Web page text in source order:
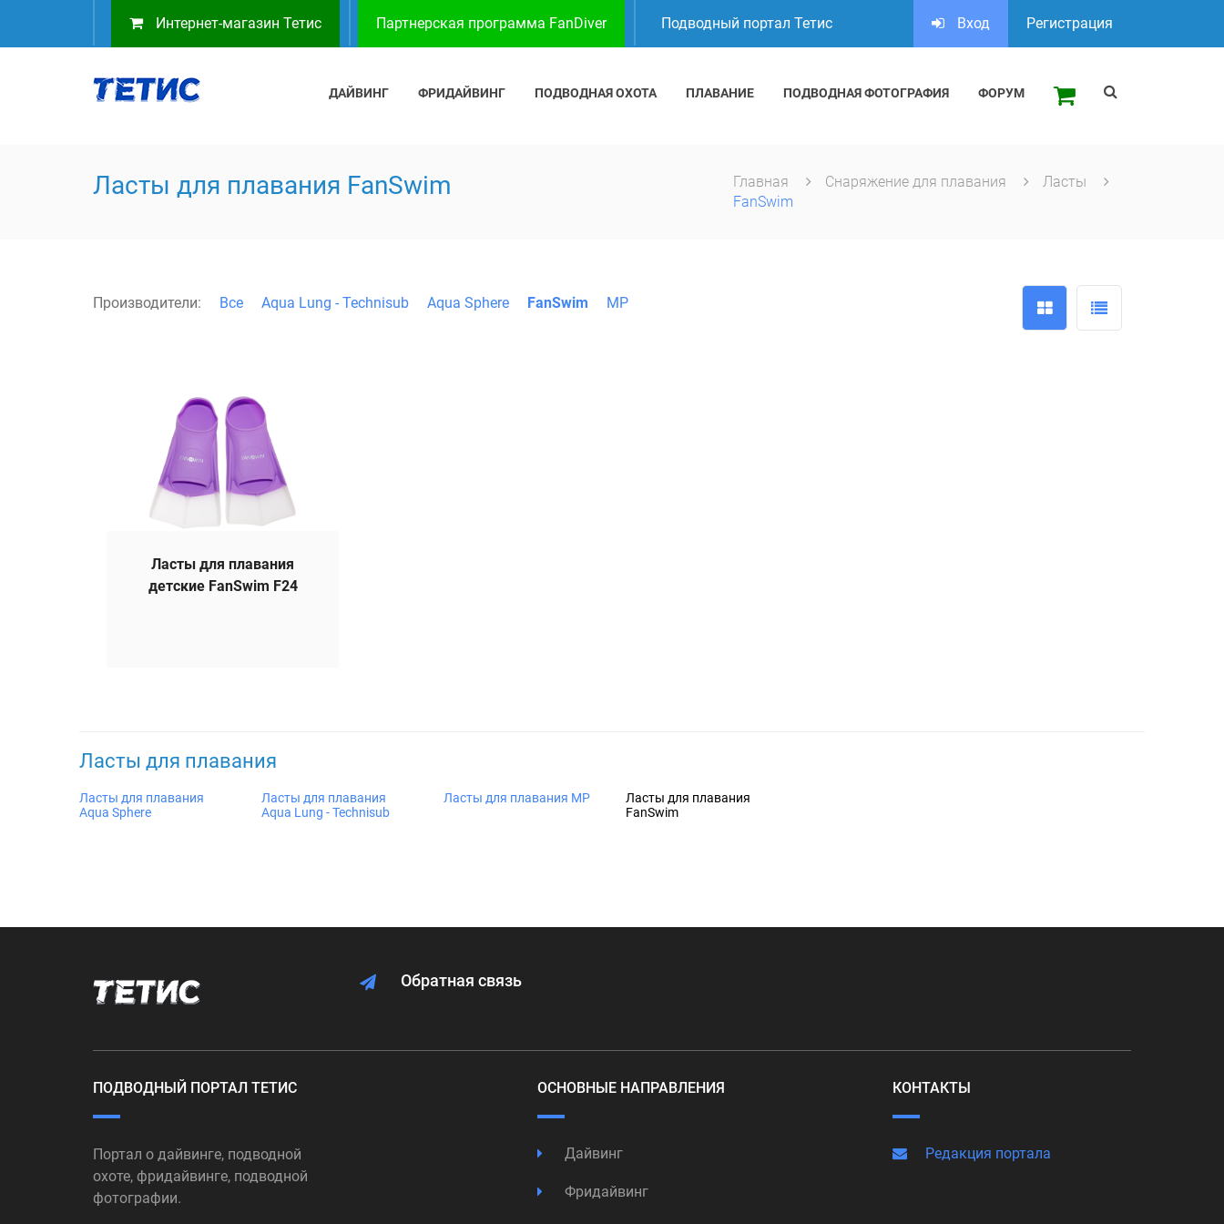
Интернет-магазин Тетис Партнерская программа FanDiver Подводный портал Тетис Вход Регистрация
ДАЙВИНГ ФРИДАЙВИНГ ПОДВОДНАЯ ОХОТА ПЛАВАНИЕ ПОДВОДНАЯ ФОТОГРАФИЯ ФОРУМ
Ласты для плавания FanSwim Главная Снаряжение для плавания
Ласты
FanSwim
Производители: Все Aqua Lung - Technisub Aqua Sphere FanSwim MP
Ласты для плавания
детские FanSwim F24
Ласты для плавания
Ласты для плавания
Aqua Sphere
Ласты для плавания
Aqua Lung - Technisub
Ласты для плавания MP
Ласты для плавания
FanSwim
Обратная связь
ПОДВОДНЫЙ ПОРТАЛ ТЕТИС
Портал о дайвинге, подводной
охоте, фридайвинге, подводной
фотографии.
ОСНОВНЫЕ НАПРАВЛЕНИЯ
Дайвинг
Фридайвинг
КОНТАКТЫ
Редакция портала